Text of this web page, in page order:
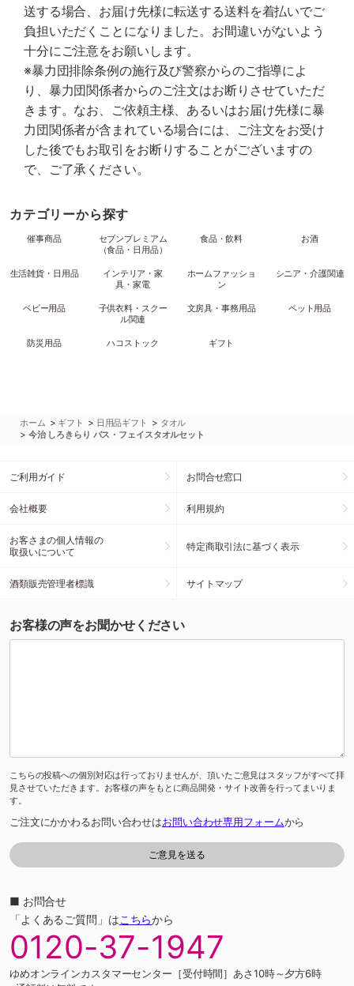
送する場合、お届け先様に転送する送料を着払いでご
負担いただくことになりました。お間違いがないよう
十分にご注意をお願いします。
※暴力団排除条例の施行及び警察からのご指導によ
り、暴力団関係者からのご注文はお断りさせていただ
きます。なお、ご依頼主様、あるいはお届け先様に暴
力団関係者が含まれている場合には、ご注文をお受け
した後でもお取引をお断りすることがございますの
で、ご了承ください。
カテゴリーから探す
催事商品
セブンプレミアム
（食品・日用品）
食品・飲料 お酒
生活雑貨・日用品
インテリア・家
具・家電
ホームファッショ
ン
シニア・介護関連
ベビー用品
子供衣料・スクー
ル関連
文房具・事務用品 ペット用品
防災用品 ハコストック ギフト
ホーム > ギフト > 日用品ギフト > タオル
> 今治 しろきらり バス・フェイスタオルセット
ご利用ガイド お問合せ窓口
会社概要 利用規約
お客さまの個人情報の
取扱いについて
特定商取引法に基づく表示
酒類販売管理者標識 サイトマップ
お客様の声をお聞かせください
こちらの投稿への個別対応は行っておりませんが、頂いたご意見はスタッフがすべて拝
見させていただきます。お客様の声をもとに商品開発・サイト改善を行ってまいりま
す。
ご注文にかかわるお問い合わせはお問い合わせ専用フォームから
■ お問合せ
「よくあるご質問」はこちらから
0120-37-1947
ゆめオンラインカスタマーセンター［受付時間］あさ10時～夕方6時